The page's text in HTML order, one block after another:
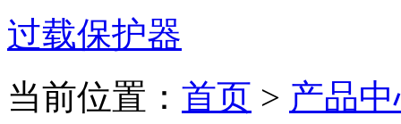
过载保护器
当前位置： 首页 > 产品